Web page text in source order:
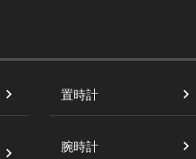
置時計
腕時計